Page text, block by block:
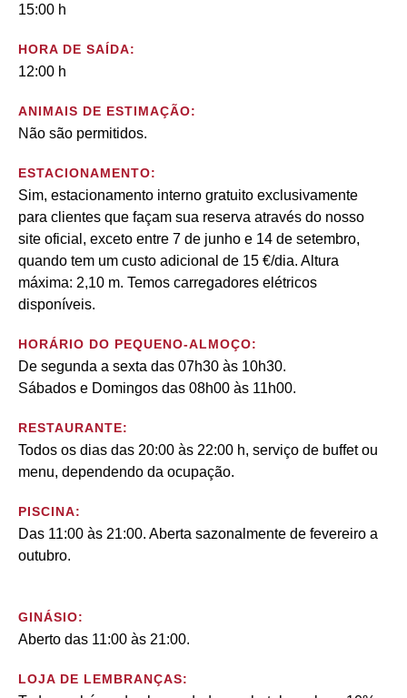
15:00 h
HORA DE SAÍDA:
12:00 h
ANIMAIS DE ESTIMAÇÃO:
Não são permitidos.
ESTACIONAMENTO:
Sim, estacionamento interno gratuito exclusivamente
para clientes que façam sua reserva através do nosso
site oficial, exceto entre 7 de junho e 14 de setembro,
quando tem um custo adicional de 15 €/dia. Altura
máxima: 2,10 m. Temos carregadores elétricos
disponíveis.
HORÁRIO DO PEQUENO-ALMOÇO:
De segunda a sexta das 07h30 às 10h30.
Sábados e Domingos das 08h00 às 11h00.
RESTAURANTE:
Todos os dias das 20:00 às 22:00 h, serviço de buffet ou
menu, dependendo da ocupação.
PISCINA:
Das 11:00 às 21:00. Aberta sazonalmente de fevereiro a
outubro.
GINÁSIO:
Aberto das 11:00 às 21:00.
LOJA DE LEMBRANÇAS: